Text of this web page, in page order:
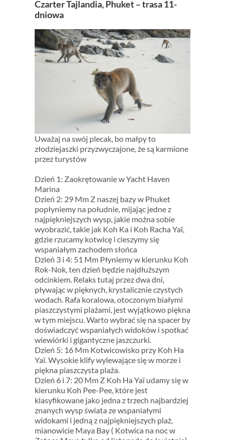
Czarter Tajlandia, Phuket – trasa 11-
dniowa
Uważaj na swój plecak, bo małpy to
złodziejaszki przyzwyczajone, że są karmione
przez turystów
Dzień 1: Zaokrętowanie w Yacht Haven
Marina
Dzień 2: 29 Mm Z naszej bazy w Phuket
popłyniemy na południe, mijając jedne z
najpiękniejszych wysp, jakie można sobie
wyobrazić, takie jak Koh Ka i Koh Racha Yaï,
gdzie rzucamy kotwicę i cieszymy się
wspaniałym zachodem słońca
Dzień 3 i 4: 51 Mm Płyniemy w kierunku Koh
Rok-Nok, ten dzień będzie najdłuższym
odcinkiem. Relaks tutaj przez dwa dni,
pływając w pięknych, krystalicznie czystych
wodach. Rafa koralowa, otoczonym białymi
piaszczystymi plażami, jest wyjątkowo piękna
w tym miejscu. Warto wybrać się na spacer by
doświadczyć wspaniałych widoków i spotkać
wiewiórki i gigantyczne jaszczurki.
Dzień 5: 16 Mm Kotwicowisko przy Koh Ha
Yaï. Wysokie klify wylewające się w morze i
piękna piaszczysta plaża.
Dzień 6 i 7: 20 Mm Z Koh Ha Yaï udamy się w
kierunku Koh Pee-Pee, które jest
klasyfikowane jako jedna z trzech najbardziej
znanych wysp świata ze wspaniałymi
widokami i jedną z najpiękniejszych plaż,
mianowicie Maya Bay ( Kotwica na noc w